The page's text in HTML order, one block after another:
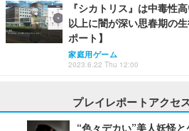
『シカトリス』は中毒性
以上に闇が深い思春期の
ポート】
家庭用ゲーム
2023.6.22 Thu 12:00
プレイレポートアクセ
“色々デカい”美人妖怪